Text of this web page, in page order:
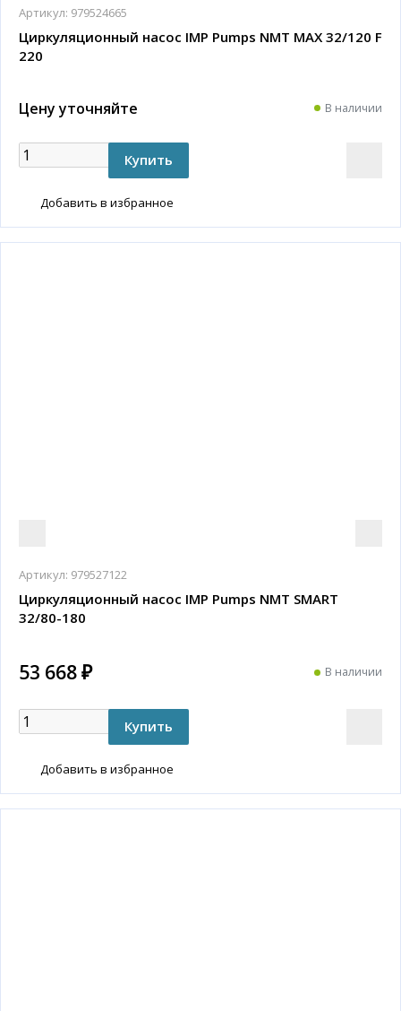
Артикул: 979524665
Циркуляционный насос IMP Pumps NMT MAX 32/120 F
220
Цену уточняйте В наличии
Добавить в избранное
Артикул: 979527122
Циркуляционный насос IMP Pumps NMT SMART
32/80-180
53 668 ₽ В наличии
Добавить в избранное